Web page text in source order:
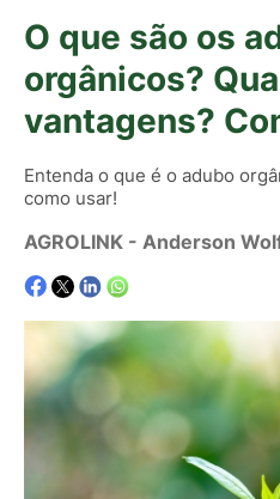
O que são os
orgânicos?
vantagens?
Entenda o que é o adubo
como usar!
AGROLINK - Anderson